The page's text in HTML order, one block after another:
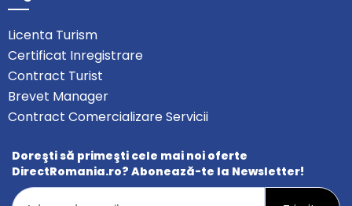
Licenta Turism
Certificat Inregistrare
Contract Turist
Brevet Manager
Contract Comercializare Servicii
Doreşti să primeşti cele mai noi oferte
DirectRomania.ro? Abonează-te la Newsletter!